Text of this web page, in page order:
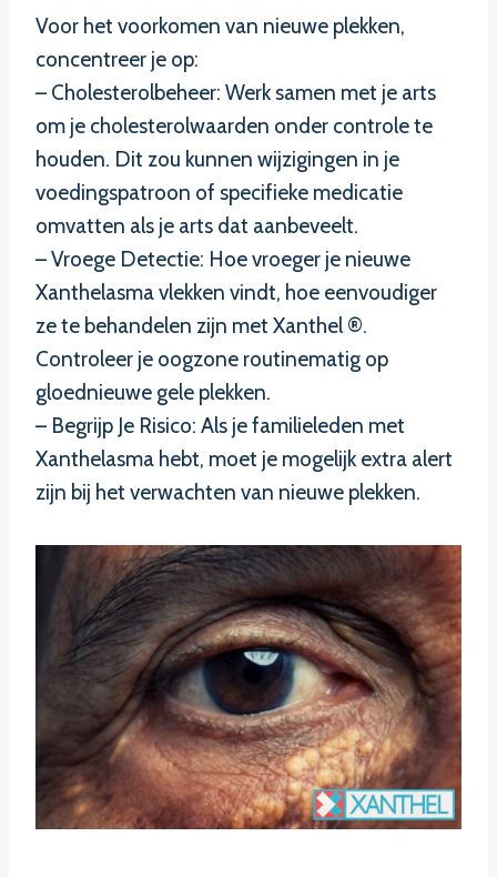
Voor het voorkomen van nieuwe plekken,
concentreer je op:
– Cholesterolbeheer: Werk samen met je arts
om je cholesterolwaarden onder controle te
houden. Dit zou kunnen wijzigingen in je
voedingspatroon of specifieke medicatie
omvatten als je arts dat aanbeveelt.
– Vroege Detectie: Hoe vroeger je nieuwe
Xanthelasma vlekken vindt, hoe eenvoudiger
ze te behandelen zijn met Xanthel ®.
Controleer je oogzone routinematig op
gloednieuwe gele plekken.
– Begrijp Je Risico: Als je familieleden met
Xanthelasma hebt, moet je mogelijk extra alert
zijn bij het verwachten van nieuwe plekken.